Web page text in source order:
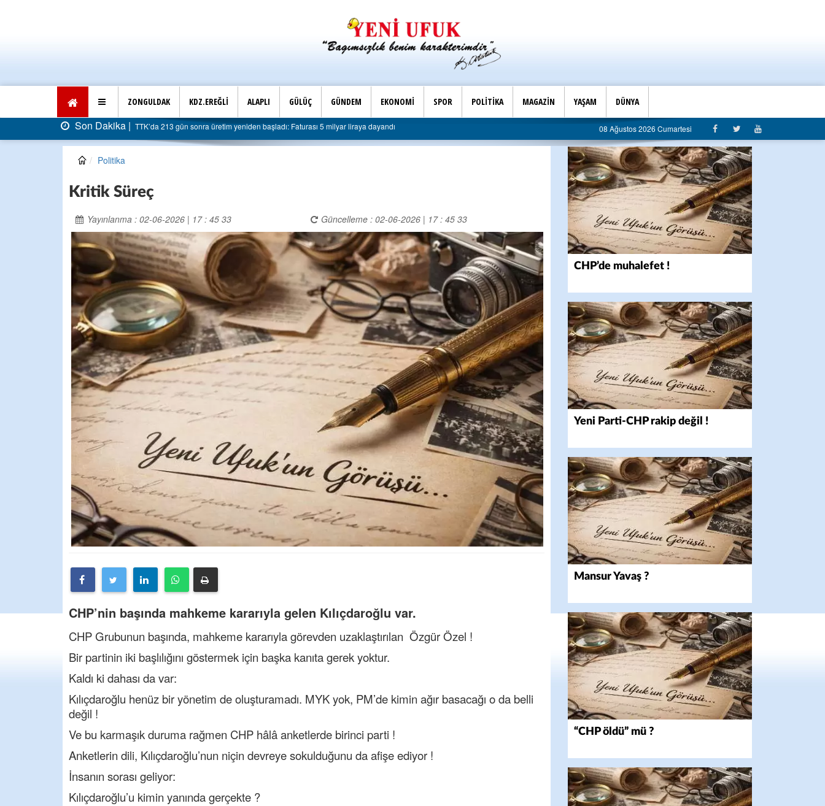
ZONGULDAK KDZ.EREĞLİ ALAPLI GÜLÜÇ GÜNDEM EKONOMİ SPOR POLİTİKA MAGAZİN YAŞAM DÜNYA
TTK’da 213 gün sonra üretim yeniden başladı: Faturası 5 milyar liraya dayandı Son Dakika |AK Parti Ereğli İlçe Başkanlığı’ndan belediyeye sert eleştiri: “Algı siyaseti değil, hizmet belediyeciliği”
08 Ağustos 2026 Cumartesi
Politika
Kritik Süreç
Yayınlanma : 02-06-2026 | 17 : 45 33 Güncelleme : 02-06-2026 | 17 : 45 33
CHP’nin başında mahkeme kararıyla gelen Kılıçdaroğlu var.
CHP Grubunun başında, mahkeme kararıyla görevden uzaklaştırılan Özgür Özel !
Bir partinin iki başlılığını göstermek için başka kanıta gerek yoktur.
Kaldı ki dahası da var:
Kılıçdaroğlu henüz bir yönetim de oluşturamadı. MYK yok, PM’de kimin ağır basacağı o da belli
değil !
Ve bu karmaşık duruma rağmen CHP hâlâ anketlerde birinci parti !
Anketlerin dili, Kılıçdaroğlu’nun niçin devreye sokulduğunu da afişe ediyor !
İnsanın sorası geliyor:
Kılıçdaroğlu’u kimin yanında gerçekte ?
CHP’de muhalefet !
Yeni Parti-CHP rakip değil !
Mansur Yavaş ?
“CHP öldü” mü ?